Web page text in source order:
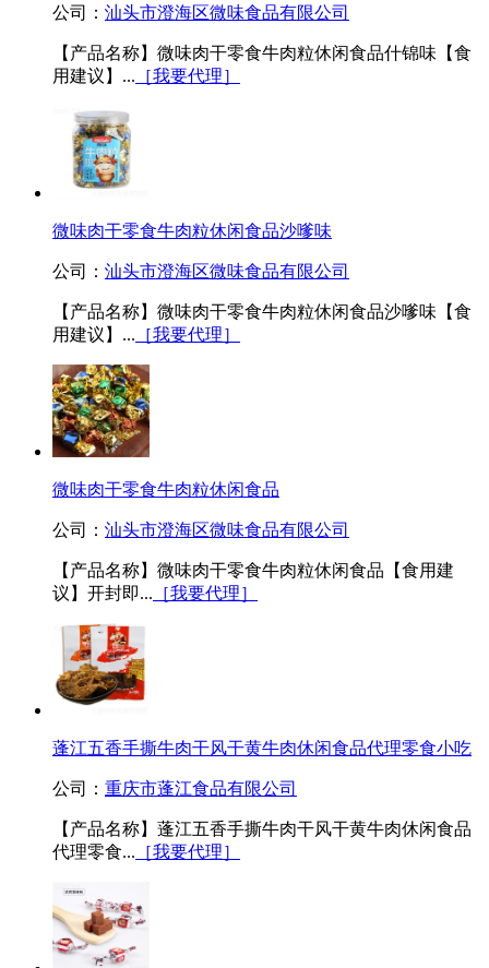
公司： 汕头市澄海区微味食品有限公司
【产品名称】微味肉干零食牛肉粒休闲食品什锦味【食
用建议】... ［我要代理］
微味肉干零食牛肉粒休闲食品沙嗲味
公司： 汕头市澄海区微味食品有限公司
【产品名称】微味肉干零食牛肉粒休闲食品沙嗲味【食
用建议】... ［我要代理］
微味肉干零食牛肉粒休闲食品
公司： 汕头市澄海区微味食品有限公司
【产品名称】微味肉干零食牛肉粒休闲食品【食用建
议】开封即... ［我要代理］
蓬江五香手撕牛肉干风干黄牛肉休闲食品代理零食小吃
公司： 重庆市蓬江食品有限公司
【产品名称】蓬江五香手撕牛肉干风干黄牛肉休闲食品
代理零食... ［我要代理］